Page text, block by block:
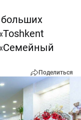
Поделиться